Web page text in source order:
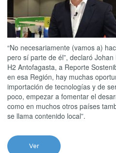
“No necesariamente (vamos a)
pero sí parte de él”, declaró
H2 Antofagasta, a Reporte
en esa Región, hay muchas
importación de tecnologías y de
poco, empezar a fomentar el
como en muchos otros países
se llama contenido local”.
Ver